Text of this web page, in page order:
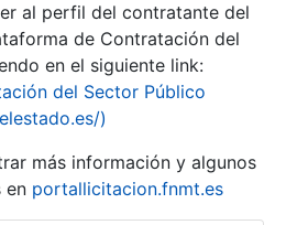
al perfil del contratante del
de Contratación del
en el siguiente link:
del Sector Público
)
más información y algunos
en portallicitacion.fnmt.es